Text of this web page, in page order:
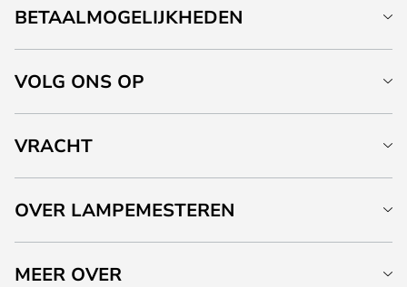
BETAALMOGELIJKHEDEN
VOLG ONS OP
VRACHT
OVER LAMPEMESTEREN
MEER OVER